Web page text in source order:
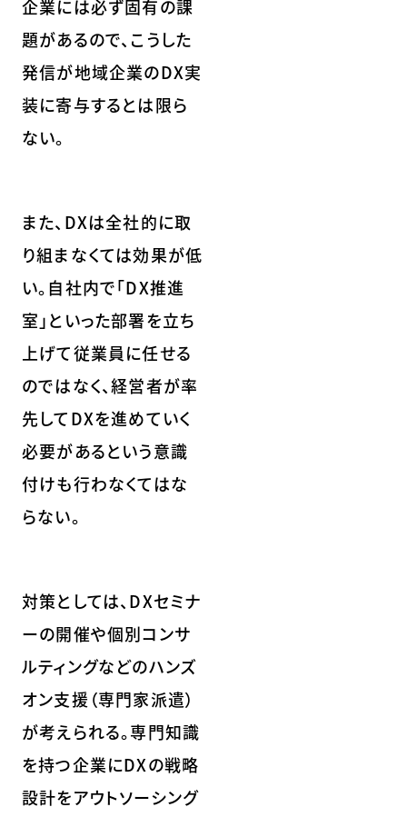
企業には必ず固有の課
題があるので、こうした
発信が地域企業のDX実
装に寄与するとは限ら
ない。
また、DXは全社的に取
り組まなくては効果が低
い。自社内で「DX推進
室」といった部署を立ち
上げて従業員に任せる
のではなく、経営者が率
先してDXを進めていく
必要があるという意識
付けも行わなくてはな
らない。
対策としては、DXセミナ
ーの開催や個別コンサ
ルティングなどのハンズ
オン支援（専門家派遣）
が考えられる。専門知識
を持つ企業にDXの戦略
設計をアウトソーシング